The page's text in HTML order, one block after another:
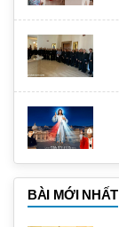
BÀI MỚI NHẤT